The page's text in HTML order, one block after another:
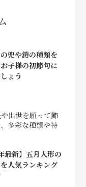
兜や鎧の種類を
子様の初節句に
ょう
出世を願って飾
多彩な種類や特
最新】五月人形の
人気ランキング